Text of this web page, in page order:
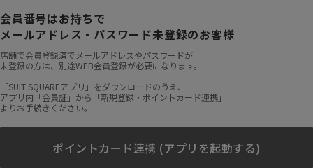
会員番号はお持ちで
メールアドレス・パスワード未登録のお客様
店舗で会員登録済でメールアドレスやパスワードが
未登録の方は、別途WEB会員登録が必要になります。
「SUIT SQUAREアプリ」をダウンロードのうえ、
アプリ内「会員証」から「新規登録・ポイントカード連携」
よりお手続きください。
ポイントカード連携 (アプリを起動する)